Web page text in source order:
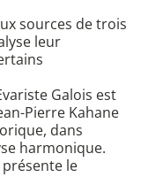
sources de trois
leur
Galois est
Pierre Kahane
dans
harmonique.
le